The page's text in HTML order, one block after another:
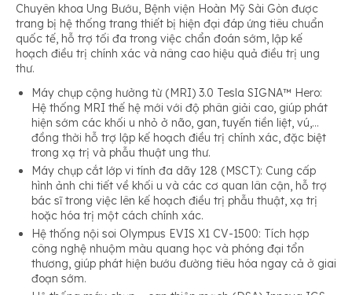
Chuyên khoa Ung Bướu, Bệnh viện Hoàn Mỹ Sài Gòn được
trang bị hệ thống trang thiết bị hiện đại đáp ứng tiêu chuẩn
quốc tế, hỗ trợ tối đa trong việc chẩn đoán sớm, lập kế
hoạch điều trị chính xác và nâng cao hiệu quả điều trị ung
thư.
Máy chụp cộng hưởng từ (MRI) 3.0 Tesla SIGNA™ Hero:
Hệ thống MRI thế hệ mới với độ phân giải cao, giúp phát
hiện sớm các khối u nhỏ ở não, gan, tuyến tiền liệt, vú,…
đồng thời hỗ trợ lập kế hoạch điều trị chính xác, đặc biệt
trong xạ trị và phẫu thuật ung thư.
Máy chụp cắt lớp vi tính đa dãy 128 (MSCT): Cung cấp
hình ảnh chi tiết về khối u và các cơ quan lân cận, hỗ trợ
bác sĩ trong việc lên kế hoạch điều trị phẫu thuật, xạ trị
hoặc hóa trị một cách chính xác.
Hệ thống nội soi Olympus EVIS X1 CV-1500: Tích hợp
công nghệ nhuộm màu quang học và phóng đại tổn
thương, giúp phát hiện bướu đường tiêu hóa ngay cả ở giai
đoạn sớm.